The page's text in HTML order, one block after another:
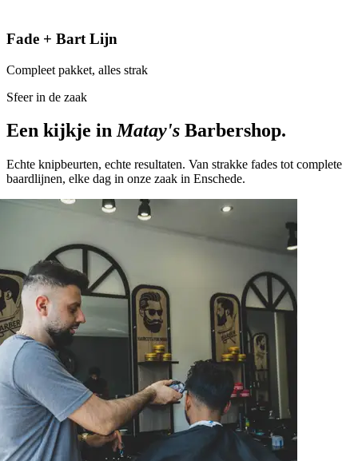
Fade + Bart Lijn
Compleet pakket, alles strak
Sfeer in de zaak
Een kijkje inMatay's Barbershop.
Echte knipbeurten, echte resultaten. Van strakke fades tot complete
baardlijnen, elke dag in onze zaak in Enschede.